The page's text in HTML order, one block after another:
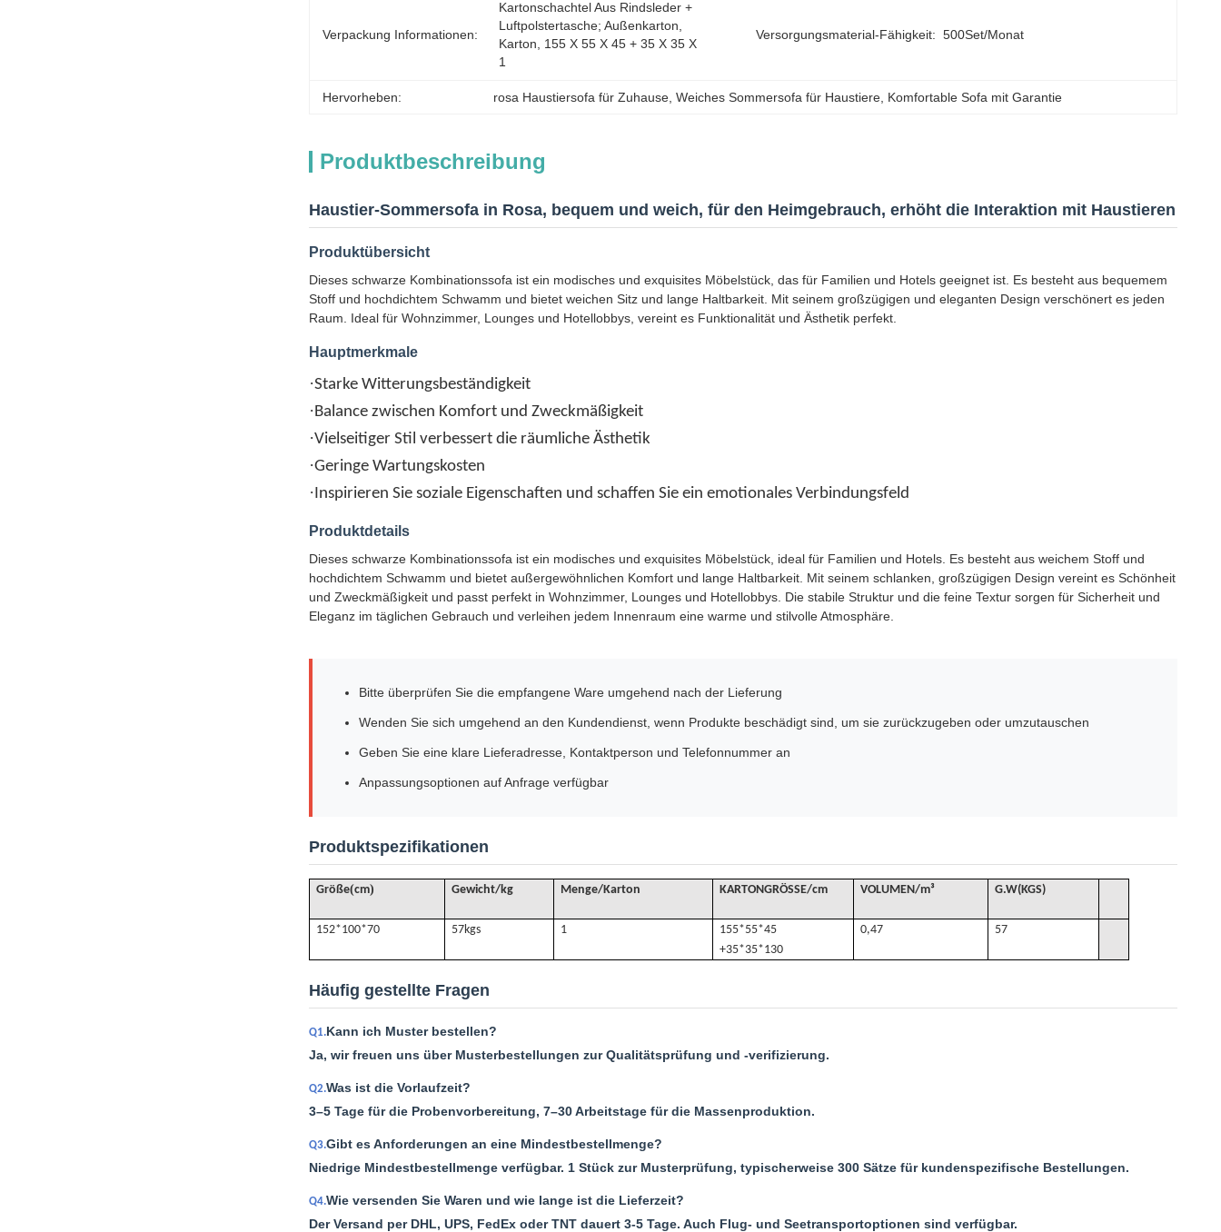
Verpackung Informationen:
Kartonschachtel Aus Rindsleder +
Luftpolstertasche; Außenkarton,
Karton, 155 X 55 X 45 + 35 X 35 X
1
Versorgungsmaterial-Fähigkeit: 500Set/Monat
Hervorheben: rosa Haustiersofa für Zuhause , Weiches Sommersofa für Haustiere Komfortable Sofa mit Garantie
Produktbeschreibung
Haustier-Sommersofa in Rosa, bequem und weich, für den Heimgebrauch, erhöht die Interaktion mit Haustieren
Produktübersicht
Dieses schwarze Kombinationssofa ist ein modisches und exquisites Möbelstück, das für Familien und Hotels geeignet ist. Es besteht aus bequemem
Stoff und hochdichtem Schwamm und bietet weichen Sitz und lange Haltbarkeit. Mit seinem großzügigen und eleganten Design verschönert es jeden
Raum. Ideal für Wohnzimmer, Lounges und Hotellobbys, vereint es Funktionalität und Ästhetik perfekt.
Hauptmerkmale
·Starke Witterungsbeständigkeit
·Balance zwischen Komfort und Zweckmäßigkeit
·Vielseitiger Stil verbessert die räumliche Ästhetik
·Geringe Wartungskosten
·Inspirieren Sie soziale Eigenschaften und schaffen Sie ein emotionales Verbindungsfeld
Produktdetails
Dieses schwarze Kombinationssofa ist ein modisches und exquisites Möbelstück, ideal für Familien und Hotels. Es besteht aus weichem Stoff und
hochdichtem Schwamm und bietet außergewöhnlichen Komfort und lange Haltbarkeit. Mit seinem schlanken, großzügigen Design vereint es Schönheit
und Zweckmäßigkeit und passt perfekt in Wohnzimmer, Lounges und Hotellobbys. Die stabile Struktur und die feine Textur sorgen für Sicherheit und
Eleganz im täglichen Gebrauch und verleihen jedem Innenraum eine warme und stilvolle Atmosphäre.
Bitte überprüfen Sie die empfangene Ware umgehend nach der Lieferung
Wenden Sie sich umgehend an den Kundendienst, wenn Produkte beschädigt sind, um sie zurückzugeben oder umzutauschen
Geben Sie eine klare Lieferadresse, Kontaktperson und Telefonnummer an
Anpassungsoptionen auf Anfrage verfügbar
Produktspezifikationen
Größe(cm) Gewicht/kg Menge/Karton KARTONGRÖSSE/cm VOLUMEN/m³ G.W(KGS)
152*100*70 57kgs 1
155*55*45
+35*35*130
0,47 57
Häufig gestellte Fragen
Q1.Kann ich Muster bestellen?
Ja, wir freuen uns über Musterbestellungen zur Qualitätsprüfung und -verifizierung.
Q2.Was ist die Vorlaufzeit?
3–5 Tage für die Probenvorbereitung, 7–30 Arbeitstage für die Massenproduktion.
Q3.Gibt es Anforderungen an eine Mindestbestellmenge?
Niedrige Mindestbestellmenge verfügbar. 1 Stück zur Musterprüfung, typischerweise 300 Sätze für kundenspezifische Bestellungen.
Q4.Wie versenden Sie Waren und wie lange ist die Lieferzeit?
Der Versand per DHL, UPS, FedEx oder TNT dauert 3-5 Tage. Auch Flug- und Seetransportoptionen sind verfügbar.